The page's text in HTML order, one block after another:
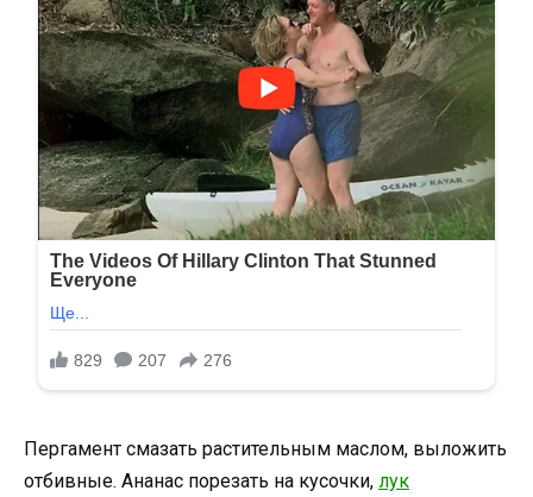
Пергамент смазать растительным маслом, выложить
отбивные. Ананас порезать на кусочки, лук